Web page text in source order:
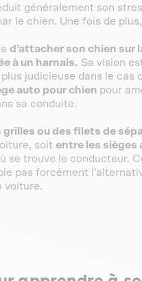
généralement son
le chien. Une fois de
d’attacher son chien sur
à un harnais. Sa vision
judicieuse dans le cas
auto pour chien pour
sa conduite.
grilles ou des filets de
soit entre les sièges
se trouve le conducteur.
pas forcément
voiture.